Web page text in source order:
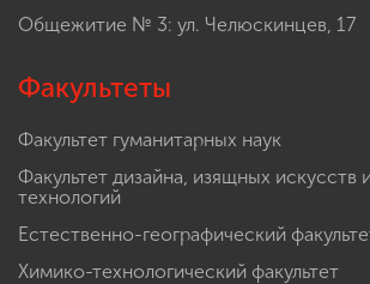
Общежитие № 3: ул. Челюскинцев, 17
Факультеты
Факультет гуманитарных наук
Факультет дизайна, изящных искусств
технологий
Естественно-географический
Химико-технологический факультет